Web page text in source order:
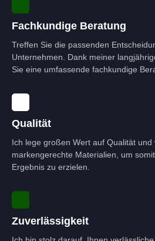
Fachkundige Beratung
Treffen Sie die passenden
Unternehmen. Dank meiner
Sie eine umfassende fachkundige
Qualität
Ich lege großen Wert auf Qualität
markengerechte Materialien, um
Ergebnis zu erzielen.
Zuverlässigkeit